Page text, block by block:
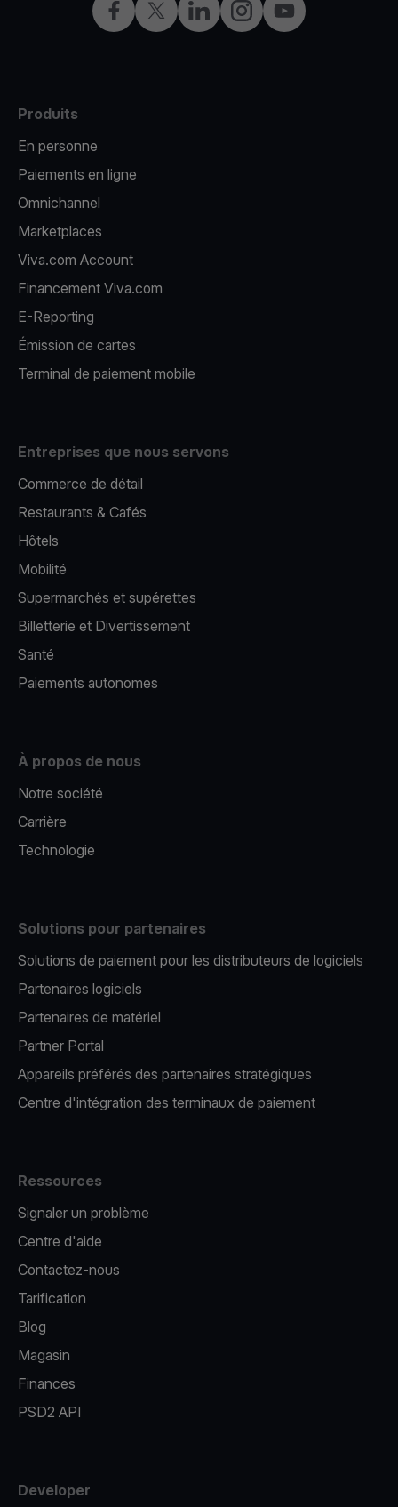
Facebook
X LinkedInInstagramYouTube
Produits
En personne
Paiements en ligne
Omnichannel
Marketplaces
Viva.com Account
Financement Viva.com
E-Reporting
Émission de cartes
Terminal de paiement mobile
Entreprises que nous servons
Commerce de détail
Restaurants & Cafés
Hôtels
Mobilité
Supermarchés et supérettes
Billetterie et Divertissement
Santé
Paiements autonomes
À propos de nous
Notre société
Carrière
Technologie
Solutions pour partenaires
Solutions de paiement pour les distributeurs de logiciels
Partenaires logiciels
Partenaires de matériel
Partner Portal
Appareils préférés des partenaires stratégiques
Centre d'intégration des terminaux de paiement
Ressources
Signaler un problème
Centre d'aide
Contactez-nous
Tarification
Blog
Magasin
Finances
PSD2 API
Developer